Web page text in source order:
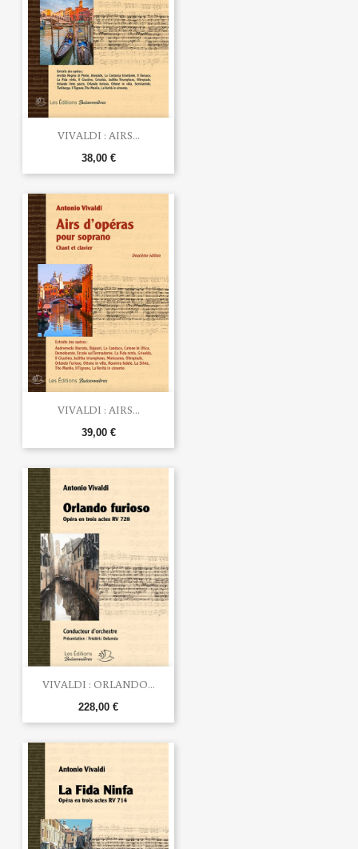
VIVALDI : AIRS...
38,00 €
VIVALDI : AIRS...
39,00 €
VIVALDI : ORLANDO...
228,00 €